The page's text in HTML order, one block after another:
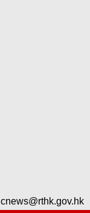
cnews@rthk.gov.hk